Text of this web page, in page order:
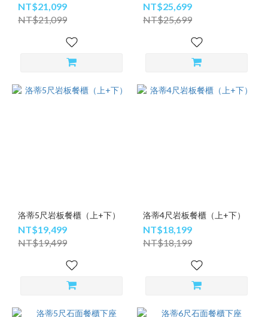
NT$21,099
NT$21,099
NT$25,699
NT$25,699
洛蒂5尺岩板餐櫃（上+下）
NT$19,499
NT$19,499
洛蒂4尺岩板餐櫃（上+下）
NT$18,199
NT$18,199